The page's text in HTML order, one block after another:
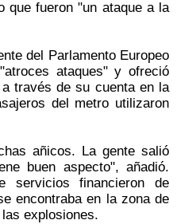
que fueron "un ataque a la
del Parlamento Europeo
ataques" y ofreció
través de su cuenta en la
del metro utilizaron
añicos. La gente salió
buen aspecto", añadió.
servicios financieron de
encontraba en la zona de
explosiones.